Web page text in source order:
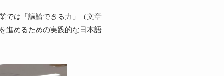
では「議論できる力」（文章
進めるための実践的な日本語